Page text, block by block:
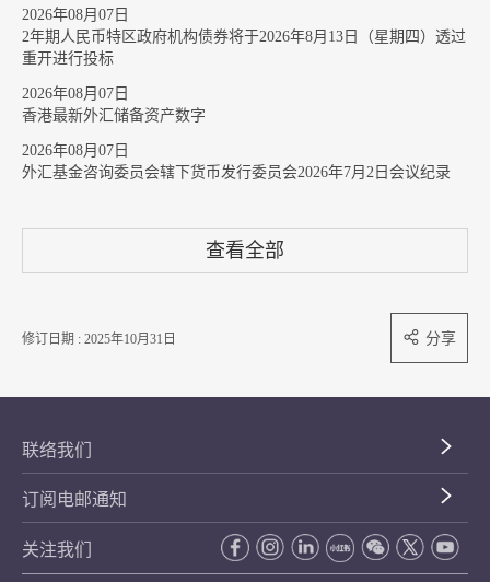
2026年08月07日
2年期人民币特区政府机构债券将于2026年8月13日（星期四）透过
重开进行投标
2026年08月07日
香港最新外汇储备资产数字
2026年08月07日
外汇基金咨询委员会辖下货币发行委员会2026年7月2日会议纪录
查看全部
修订日期 : 2025年10月31日 分享
联络我们
订阅电邮通知
关注我们